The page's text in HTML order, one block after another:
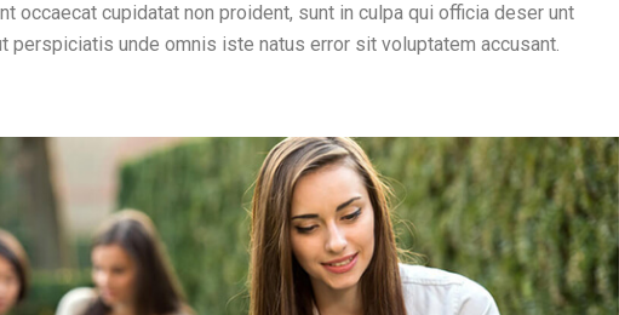
occaecat cupidatat non proident, sunt in culpa qui officia deser unt
perspiciatis unde omnis iste natus error sit voluptatem accusant.